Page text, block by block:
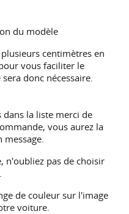
du modèle
centimètres en
vous faciliter le
donc nécessaire.
la liste merci de
vous aurez la
n'oubliez pas de choisir
de couleur sur l'image
voiture.